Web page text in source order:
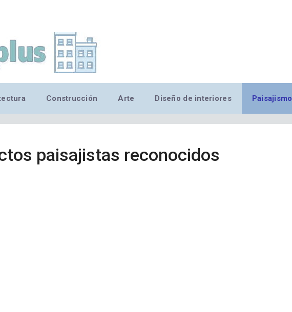
Construcción Arte Diseño de interiores Paisajismo
paisajistas reconocidos